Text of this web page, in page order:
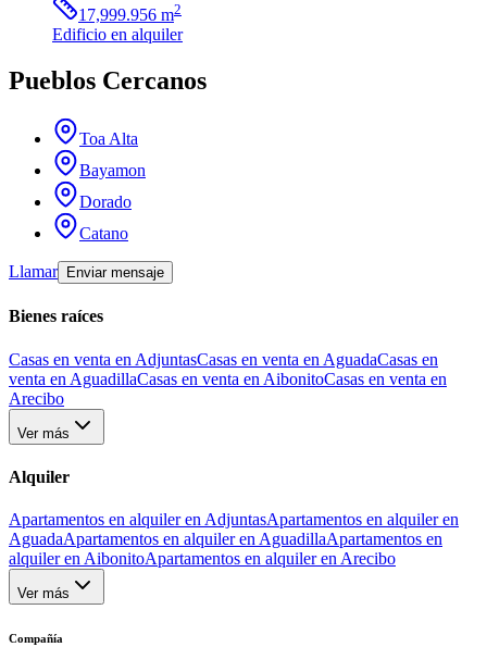
17,999.956 m2
Edificio en alquiler
Pueblos Cercanos
Toa Alta
Bayamon
Dorado
Catano
Llamar Enviar mensaje
Bienes raíces
Casas en venta en AdjuntasCasas en venta en AguadaCasas en
venta en AguadillaCasas en venta en AibonitoCasas en venta en
Arecibo
Ver más
Alquiler
Apartamentos en alquiler en AdjuntasApartamentos en alquiler en
AguadaApartamentos en alquiler en AguadillaApartamentos en
alquiler en AibonitoApartamentos en alquiler en Arecibo
Ver más
Compañía